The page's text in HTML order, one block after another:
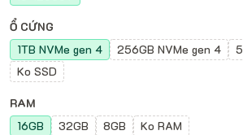
Ổ CỨNG
1TB NVMe gen 4
256GB NVMe gen 4
Ko SSD
RAM
16GB
32GB 8GB
Ko RAM